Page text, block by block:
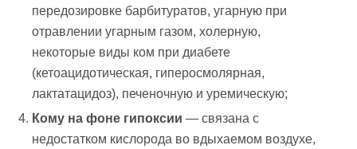
передозировке барбитуратов, угарную при
отравлении угарным газом, холерную,
некоторые виды ком при диабете
(кетоацидотическая, гиперосмолярная,
лактатацидоз), печеночную и уремическую;
Кому на фоне гипоксии — связана с
недостатком кислорода во вдыхаемом воздухе,